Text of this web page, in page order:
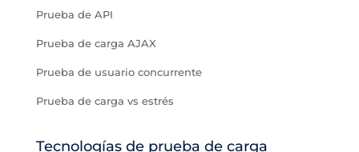
Prueba de API
Prueba de carga AJAX
Prueba de usuario concurrente
Prueba de carga vs estrés
Tecnologías de prueba de carga